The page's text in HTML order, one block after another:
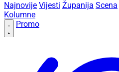
Najnovije Vijesti Županija Scena
Kolumne
Promo